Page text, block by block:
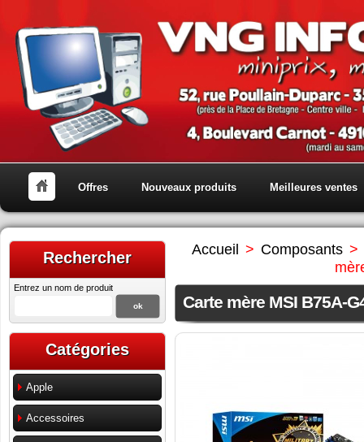
Offres Nouveaux produits Meilleures ventes
Rechercher
Entrez un nom de produit
Catégories
Apple
Accessoires
Accueil > Composants >
Carte mère MSI B75A-